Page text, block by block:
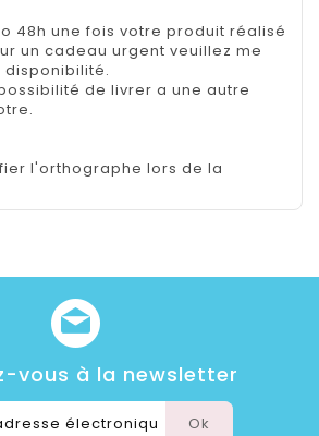
48h une fois votre produit réalisé
un cadeau urgent veuillez me
de livrer a une autre
l'orthographe lors de la
vous à la newsletter